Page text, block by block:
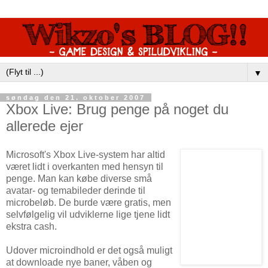
▼
søndag den 21. oktober 2007
Xbox Live: Brug penge på noget du
allerede ejer
Microsoft's Xbox Live-system har altid
været lidt i overkanten med hensyn til
penge. Man kan købe diverse små
avatar- og temabileder derinde til
microbeløb. De burde være gratis, men
selvfølgelig vil udviklerne lige tjene lidt
ekstra cash.
Udover microindhold er det også muligt
at downloade nye baner, våben og